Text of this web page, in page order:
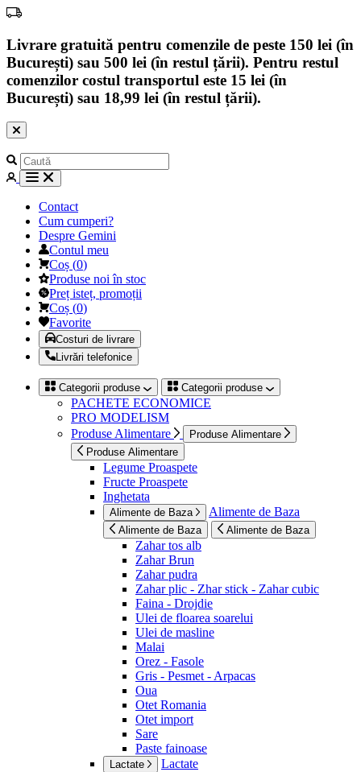
Livrare gratuită pentru comenzile de peste 150 lei (în
București) sau 500 lei (în restul țării). Pentru restul
comenzilor costul transportul este 15 lei (în
București) sau 18,99 lei (în restul țării).
Contact
Cum cumperi?
Despre Gemini
Contul meu
Coș (0)
Produse noi în stoc
Preț isteț, promoții
Coș (0)
Favorite
Costuri de livrare
Livrări telefonice
Categorii produse Categorii produse
PACHETE ECONOMICE
PRO MODELISM
Produse Alimentare
Produse Alimentare
Produse Alimentare
Legume Proaspete
Fructe Proaspete
Inghetata
Alimente de Baza Alimente de Baza
Alimente de Baza Alimente de Baza
Zahar tos alb
Zahar Brun
Zahar pudra
Zahar plic - Zhar stick - Zahar cubic
Faina - Drojdie
Ulei de floarea soarelui
Ulei de masline
Malai
Orez - Fasole
Gris - Pesmet - Arpacas
Oua
Otet Romania
Otet import
Sare
Paste fainoase
Lactate Lactate